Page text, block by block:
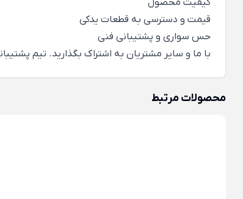
کیفیت محصول
قیمت و دسترسی به قطعات یدکی
حس سواری و پشتیبانی فنی
با ما و سایر مشتریان به اشتراک بگذارید. تیم
محصولات مرتبط